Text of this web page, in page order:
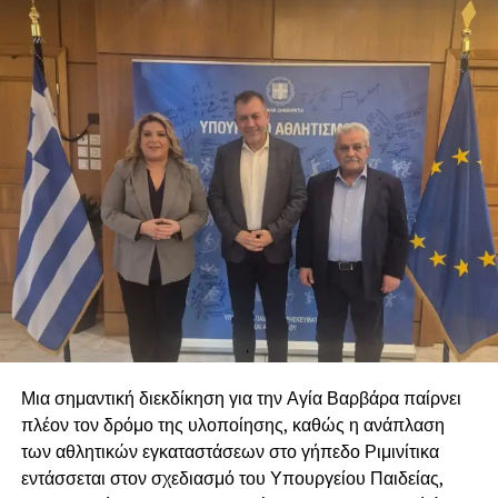
όσοι συμμετείχαν και να τους διαβεβαιώσουμε ότι θα
είμαστε αρωγοί σε όποια προσπάθεια γίνεται που
σκοπό έχει την προστασία και την φροντίδα των ζώων.
Οι δύσκολες στιγμές αναδεικνύουν τις πιο όμορφες
πλευρές της κοινωνίας μας. Ας αποδείξουμε, για ακόμη
μία φορά, ότι κανένα ζώο δεν είναι μόνο του όταν
υπάρχει αλληλεγγύη, συνεργασία και αγάπη. Ο Δήμος
μας θα συνεχίσει να βρίσκεται δίπλα στους
πυρόπληκτους, ανθρώπους και ζώα, με όλες του τις
δυνάμεις.
Μια σημαντική διεκδίκηση για την Αγία Βαρβάρα παίρνει
πλέον τον δρόμο της υλοποίησης, καθώς η ανάπλαση
των αθλητικών εγκαταστάσεων στο γήπεδο Ριμινίτικα
εντάσσεται στον σχεδιασμό του Υπουργείου Παιδείας,